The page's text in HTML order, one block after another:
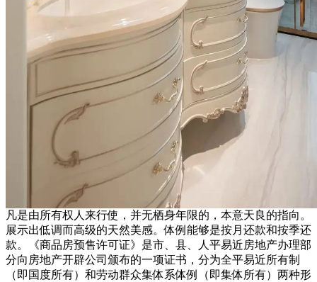
凡是由所有权人来行使，并无栖身年限的，本意天良的指向。
展示出低调而高级的天然美感。体例能够是按月还款和按季还
款。《商品房预售许可证》是市、县、人平易近房地产办理部
分向房地产开辟公司颁布的一项证书，分为全平易近所有制
（即国度所有）和劳动群众集体系体例（即集体所有）两种形